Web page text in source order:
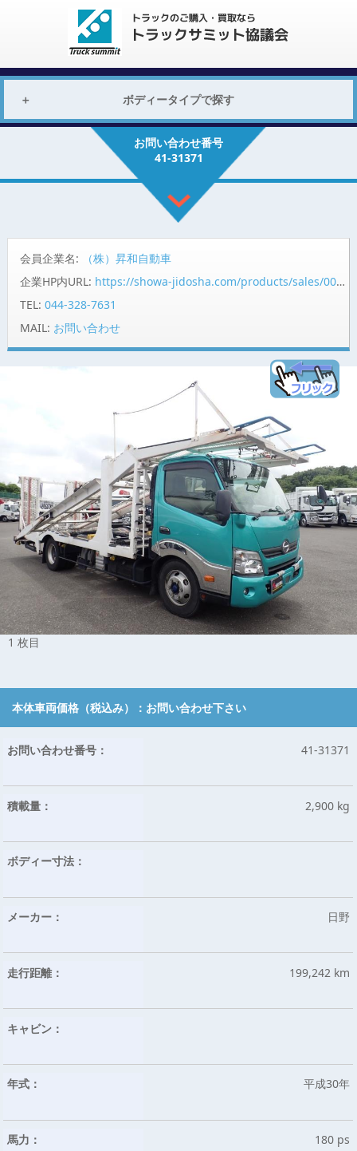
ボディータイプで探す
お問い合わせ番号
41-31371
会員企業名:
（株）昇和自動車
企業HP内URL: https://showa-jidosha.com/products/sales/0031371
TEL: 044-328-7631
MAIL: お問い合わせ
1 枚目
本体車両価格（税込み）： お問い合わせ下さい
お問い合わせ番号： 41-31371
積載量： 2,900 kg
ボディー寸法：
メーカー： 日野
走行距離： 199,242 km
キャビン：
年式： 平成30年
馬力： 180 ps